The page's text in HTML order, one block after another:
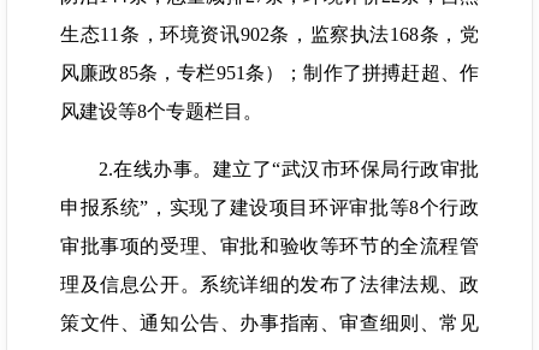
生态11条，环境资讯902条，监察执法168条，党
风廉政85条，专栏951条）；制作了拼搏赶超、作
风建设等8个专题栏目。
2.在线办事。建立了“武汉市环保局行政审批
申报系统”，实现了建设项目环评审批等8个行政
审批事项的受理、审批和验收等环节的全流程管
理及信息公开。系统详细的发布了法律法规、政
策文件、通知公告、办事指南、审查细则、常见